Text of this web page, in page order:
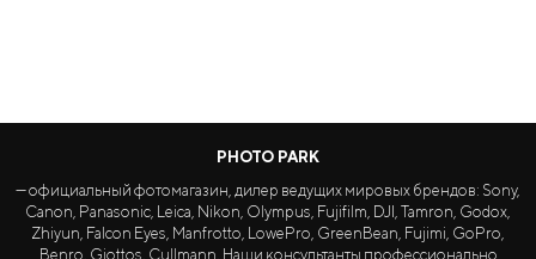
PHOTO PARK
— официальный фотомагазин, дилер ведущих мировых брендов: Sony,
Canon, Panasonic, Leica, Nikon, Olympus, Fujifilm, DJI, Tamron, Godox,
Zhiyun, Falcon Eyes, Manfrotto, LowePro, GreenBean, Fujimi, GoPro,
Benro, Giottos, Cullmann. Наши консультанты профессионально